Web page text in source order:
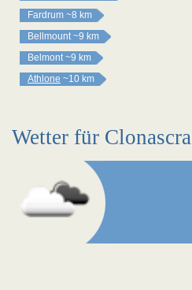
Fardrum ~8 km
Bellmount ~9 km
Belmont ~9 km
Athlone ~10 km
Wetter für Clonascra